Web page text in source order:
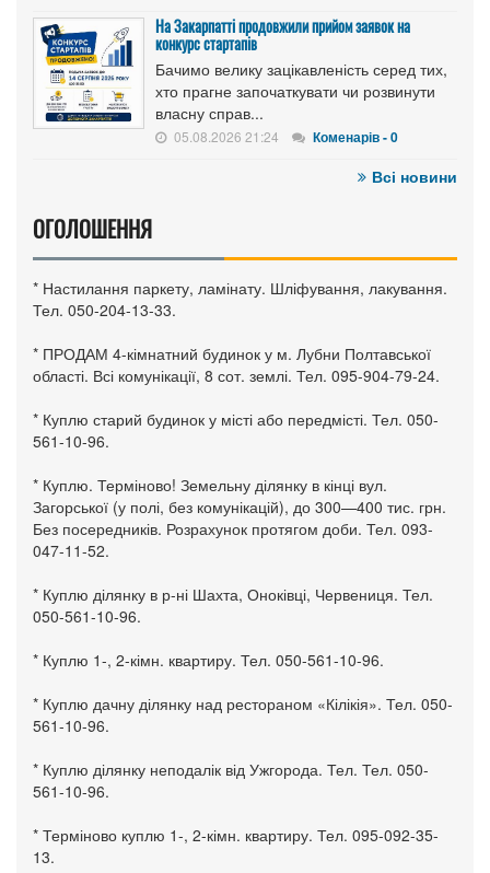
На Закарпатті продовжили прийом заявок на
конкурс стартапів
Бачимо велику зацікавленість серед тих,
хто прагне започаткувати чи розвинути
власну справ...
05.08.2026 21:24 Коменарів - 0
Всі новини
ОГОЛОШЕННЯ
* Настилання паркету, ламінату. Шліфування, лакування.
Тел. 050-204-13-33.
* ПРОДАМ 4-кімнатний будинок у м. Лубни Полтавської
області. Всі комунікації, 8 сот. землі. Тел. 095-904-79-24.
* Куплю старий будинок у місті або передмісті. Тел. 050-
561-10-96.
* Куплю. Терміново! Земельну ділянку в кінці вул.
Загорської (у полі, без комунікацій), до 300—400 тис. грн.
Без посередників. Розрахунок протягом доби. Тел. 093-
047-11-52.
* Куплю ділянку в р-ні Шахта, Оноківці, Червениця. Тел.
050-561-10-96.
* Куплю 1-, 2-кімн. квартиру. Тел. 050-561-10-96.
* Куплю дачну ділянку над рестораном «Кілікія». Тел. 050-
561-10-96.
* Куплю ділянку неподалік від Ужгорода. Тел. Тел. 050-
561-10-96.
* Терміново куплю 1-, 2-кімн. квартиру. Тел. 095-092-35-
13.